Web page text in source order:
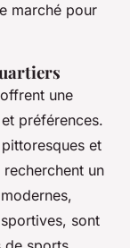
marché pour
offrent une
préférences.
et
un
sont